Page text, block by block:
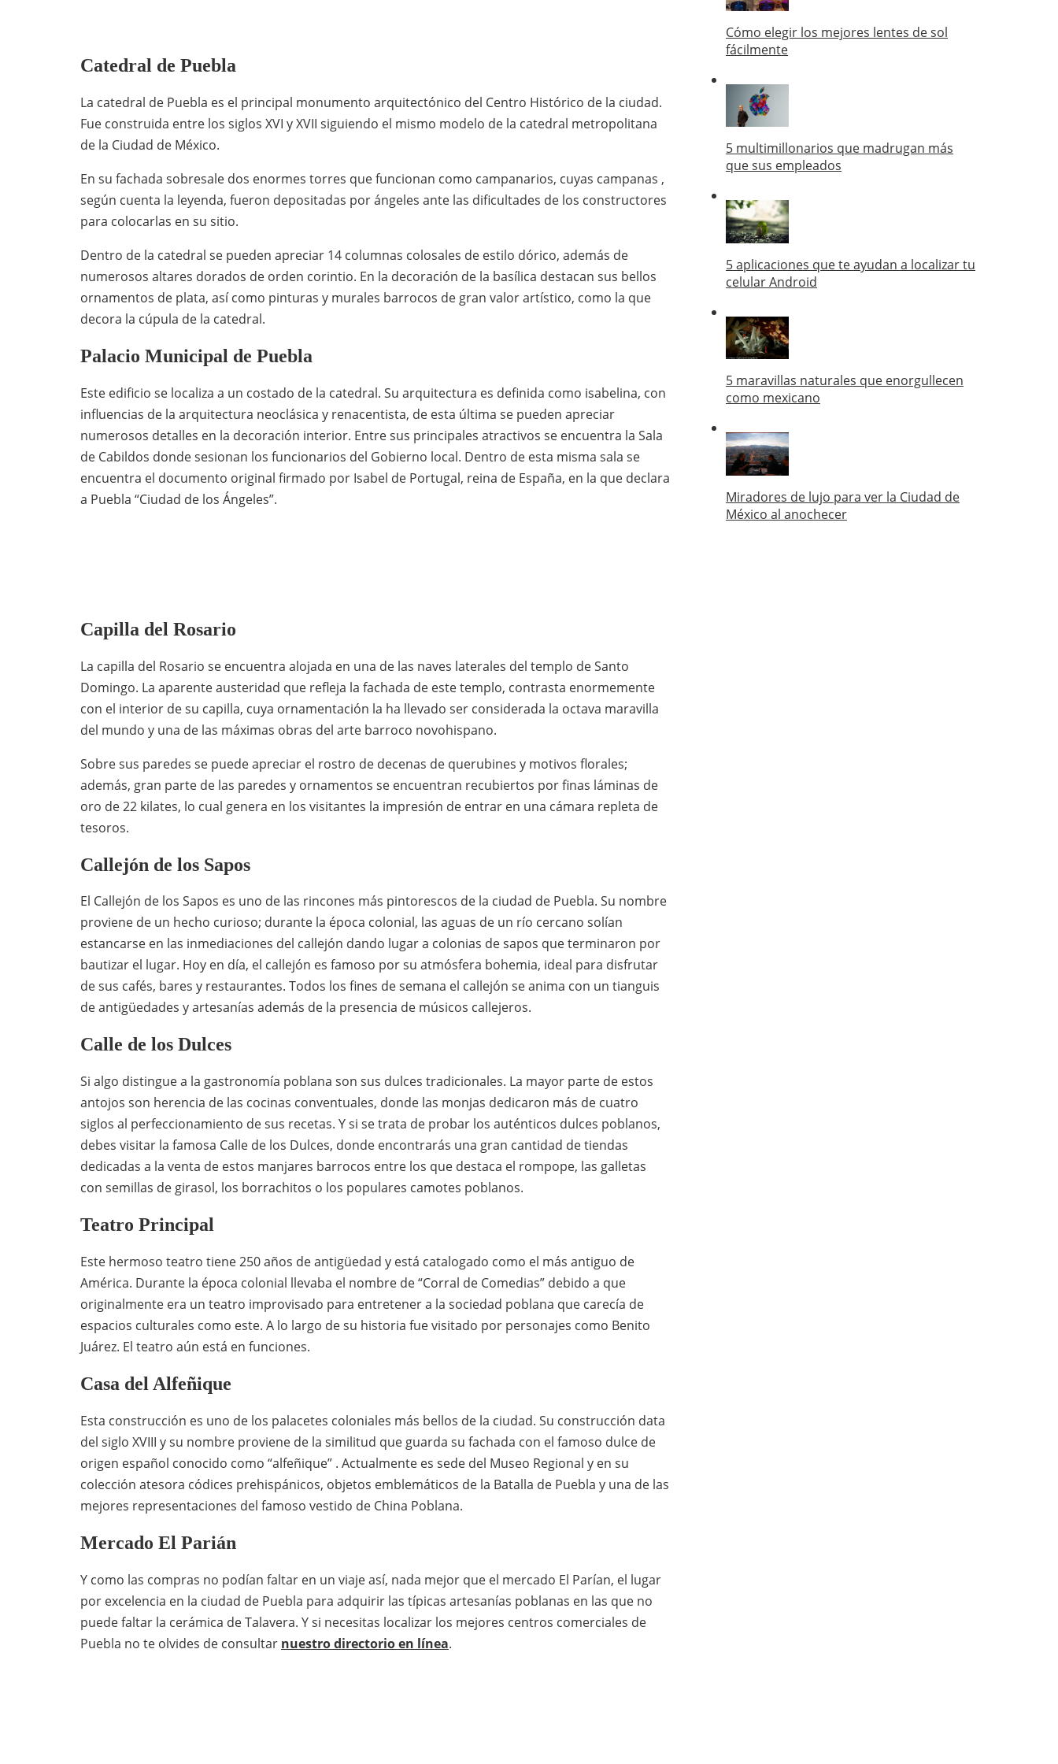
Catedral de Puebla
La catedral de Puebla es el principal monumento arquitectónico del Centro Histórico de la ciudad.
Fue construida entre los siglos XVI y XVII siguiendo el mismo modelo de la catedral metropolitana
de la Ciudad de México.
En su fachada sobresale dos enormes torres que funcionan como campanarios, cuyas campanas ,
según cuenta la leyenda, fueron depositadas por ángeles ante las dificultades de los constructores
para colocarlas en su sitio.
Dentro de la catedral se pueden apreciar 14 columnas colosales de estilo dórico, además de
numerosos altares dorados de orden corintio. En la decoración de la basílica destacan sus bellos
ornamentos de plata, así como pinturas y murales barrocos de gran valor artístico, como la que
decora la cúpula de la catedral.
Palacio Municipal de Puebla
Este edificio se localiza a un costado de la catedral. Su arquitectura es definida como isabelina, con
influencias de la arquitectura neoclásica y renacentista, de esta última se pueden apreciar
numerosos detalles en la decoración interior. Entre sus principales atractivos se encuentra la Sala
de Cabildos donde sesionan los funcionarios del Gobierno local. Dentro de esta misma sala se
encuentra el documento original firmado por Isabel de Portugal, reina de España, en la que declara
a Puebla “Ciudad de los Ángeles”.
Capilla del Rosario
La capilla del Rosario se encuentra alojada en una de las naves laterales del templo de Santo
Domingo. La aparente austeridad que refleja la fachada de este templo, contrasta enormemente
con el interior de su capilla, cuya ornamentación la ha llevado ser considerada la octava maravilla
del mundo y una de las máximas obras del arte barroco novohispano.
Sobre sus paredes se puede apreciar el rostro de decenas de querubines y motivos florales;
además, gran parte de las paredes y ornamentos se encuentran recubiertos por finas láminas de
oro de 22 kilates, lo cual genera en los visitantes la impresión de entrar en una cámara repleta de
tesoros.
Callejón de los Sapos
El Callejón de los Sapos es uno de las rincones más pintorescos de la ciudad de Puebla. Su nombre
proviene de un hecho curioso; durante la época colonial, las aguas de un río cercano solían
estancarse en las inmediaciones del callejón dando lugar a colonias de sapos que terminaron por
bautizar el lugar. Hoy en día, el callejón es famoso por su atmósfera bohemia, ideal para disfrutar
de sus cafés, bares y restaurantes. Todos los fines de semana el callejón se anima con un tianguis
de antigüedades y artesanías además de la presencia de músicos callejeros.
Calle de los Dulces
Si algo distingue a la gastronomía poblana son sus dulces tradicionales. La mayor parte de estos
antojos son herencia de las cocinas conventuales, donde las monjas dedicaron más de cuatro
siglos al perfeccionamiento de sus recetas. Y si se trata de probar los auténticos dulces poblanos,
debes visitar la famosa Calle de los Dulces, donde encontrarás una gran cantidad de tiendas
dedicadas a la venta de estos manjares barrocos entre los que destaca el rompope, las galletas
con semillas de girasol, los borrachitos o los populares camotes poblanos.
Teatro Principal
Este hermoso teatro tiene 250 años de antigüedad y está catalogado como el más antiguo de
América. Durante la época colonial llevaba el nombre de “Corral de Comedias” debido a que
originalmente era un teatro improvisado para entretener a la sociedad poblana que carecía de
espacios culturales como este. A lo largo de su historia fue visitado por personajes como Benito
Juárez. El teatro aún está en funciones.
Casa del Alfeñique
Esta construcción es uno de los palacetes coloniales más bellos de la ciudad. Su construcción data
del siglo XVIII y su nombre proviene de la similitud que guarda su fachada con el famoso dulce de
origen español conocido como “alfeñique” . Actualmente es sede del Museo Regional y en su
colección atesora códices prehispánicos, objetos emblemáticos de la Batalla de Puebla y una de las
mejores representaciones del famoso vestido de China Poblana.
Mercado El Parián
Y como las compras no podían faltar en un viaje así, nada mejor que el mercado El Parían, el lugar
por excelencia en la ciudad de Puebla para adquirir las típicas artesanías poblanas en las que no
puede faltar la cerámica de Talavera. Y si necesitas localizar los mejores centros comerciales de
Puebla no te olvides de consultar nuestro directorio en línea.
Cómo elegir los mejores lentes de sol
fácilmente
5 multimillonarios que madrugan más
que sus empleados
5 aplicaciones que te ayudan a localizar tu
celular Android
5 maravillas naturales que enorgullecen
como mexicano
Miradores de lujo para ver la Ciudad de
México al anochecer